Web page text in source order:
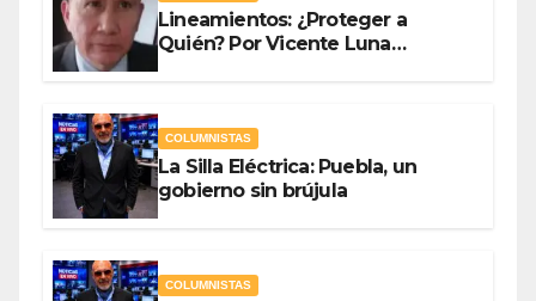
Lineamientos: ¿Proteger a
Quién? Por Vicente Luna
COLUMNISTAS
La Silla Eléctrica: Puebla, un
gobierno sin brújula
COLUMNISTAS